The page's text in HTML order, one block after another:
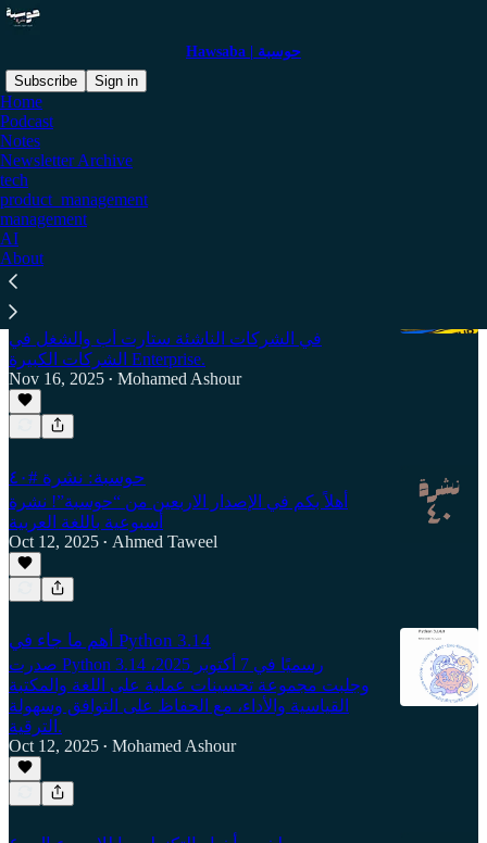
Hawsaba | حوسبة
Subscribe
Sign in
Home
Podcast
Notes
Newsletter Archive
tech
product_management
management
AI
About
tech
Latest Top
الفرق بين الشغل في ستارت أب والشركات
الكبيرة
في الحلقة دي بنكلم بصراحة عن الفرق بين الشغل
في الشركات الناشئة ستارت أب والشغل في
الشركات الكبيرة Enterprise.
Nov 16, 2025 • Mohamed Ashour
حوسبة: نشرة #٤٠
أهلاً بكم في الإصدار الاربعين من “حوسبة”! نشرة
أسبوعية باللغة العربية
Oct 12, 2025 • Ahmed Taweel
أهم ما جاء في Python 3.14
صدرت Python 3.14 رسميًا في 7 أكتوبر 2025،
وجلبت مجموعة تحسينات عملية على اللغة والمكتبة
القياسية والأداء، مع الحفاظ على التوافق وسهولة
الترقية.
Oct 12, 2025 • Mohamed Ashour